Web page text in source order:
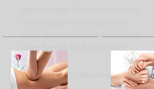
sowie einen Freihantelbereich und
Training.
Er enthält die Teilbereiche: